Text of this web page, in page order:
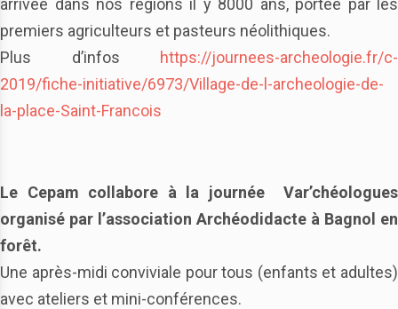
arrivée dans nos régions il y 8000 ans, portée par les
premiers agriculteurs et pasteurs néolithiques.
Plus d’infos https://journees-archeologie.fr/c-
2019/fiche-initiative/6973/Village-de-l-archeologie-de-
la-place-Saint-Francois
Le Cepam collabore à la journée Var’chéologues
organisé par l’association Archéodidacte à Bagnol en
forêt.
Une après-midi conviviale pour tous (enfants et adultes)
avec ateliers et mini-conférences.